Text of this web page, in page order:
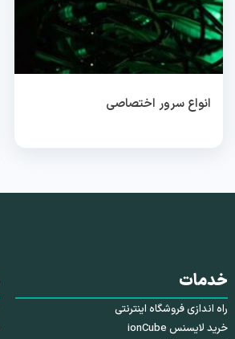
انواع سرور اختصاصی
خدمات
راه اندازی فروشگاه اینترنتی
خرید لایسنس ionCube